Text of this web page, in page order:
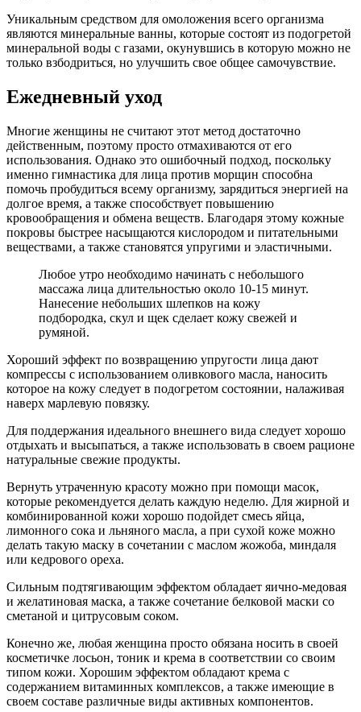
Уникальным средством для омоложения всего организма
являются минеральные ванны, которые состоят из подогретой
минеральной воды с газами, окунувшись в которую можно не
только взбодриться, но улучшить свое общее самочувствие.
Ежедневный уход
Многие женщины не считают этот метод достаточно
действенным, поэтому просто отмахиваются от его
использования. Однако это ошибочный подход, поскольку
именно гимнастика для лица против морщин способна
помочь пробудиться всему организму, зарядиться энергией на
долгое время, а также способствует повышению
кровообращения и обмена веществ. Благодаря этому кожные
покровы быстрее насыщаются кислородом и питательными
веществами, а также становятся упругими и эластичными.
Любое утро необходимо начинать с небольшого
массажа лица длительностью около 10-15 минут.
Нанесение небольших шлепков на кожу
подбородка, скул и щек сделает кожу свежей и
румяной.
Хороший эффект по возвращению упругости лица дают
компрессы с использованием оливкового масла, наносить
которое на кожу следует в подогретом состоянии, налаживая
наверх марлевую повязку.
Для поддержания идеального внешнего вида следует хорошо
отдыхать и высыпаться, а также использовать в своем рационе
натуральные свежие продукты.
Вернуть утраченную красоту можно при помощи масок,
которые рекомендуется делать каждую неделю. Для жирной и
комбинированной кожи хорошо подойдет смесь яйца,
лимонного сока и льняного масла, а при сухой коже можно
делать такую маску в сочетании с маслом жожоба, миндаля
или кедрового ореха.
Сильным подтягивающим эффектом обладает яично-медовая
и желатиновая маска, а также сочетание белковой маски со
сметаной и цитрусовым соком.
Конечно же, любая женщина просто обязана носить в своей
косметичке лосьон, тоник и крема в соответствии со своим
типом кожи. Хорошим эффектом обладают крема с
содержанием витаминных комплексов, а также имеющие в
своем составе различные виды активных компонентов.